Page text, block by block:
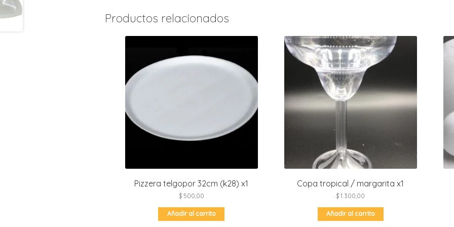
Productos relacionados
Pizzera telgopor 32cm (k28) x1
$500,00
Añadir al carrito
Copa tropical / margarita x1
$1.300,00
Añadir al carrito